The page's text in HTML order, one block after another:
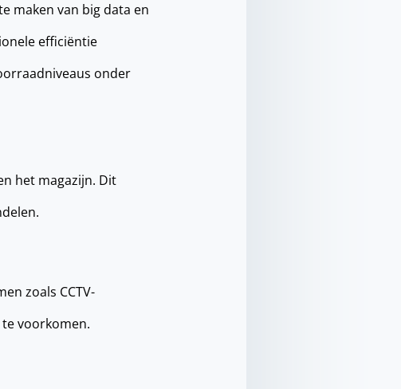
maken van big data en
efficiëntie
onder
het magazijn. Dit
zoals CCTV-
voorkomen.